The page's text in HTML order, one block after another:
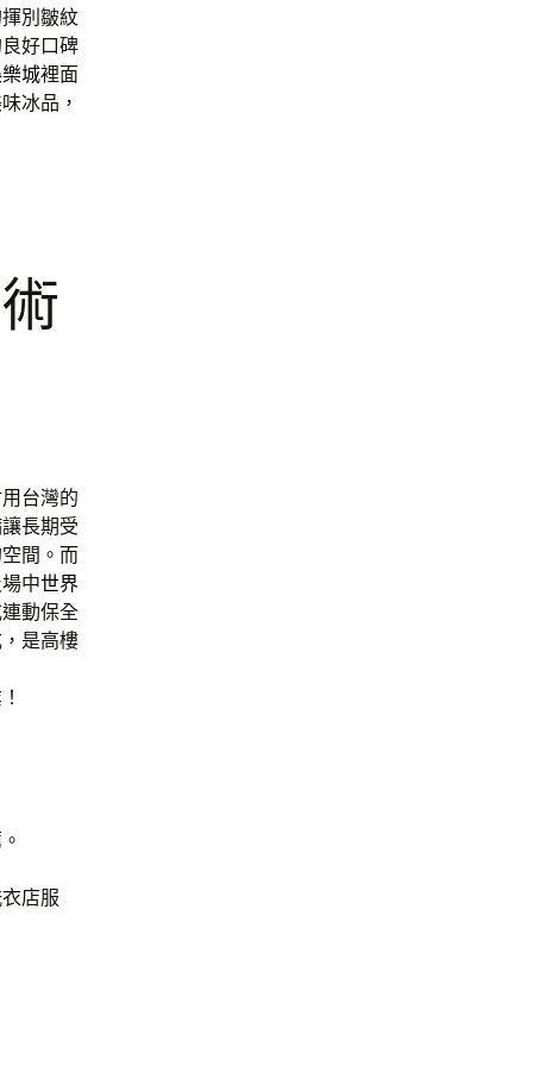
別皺紋
好口碑
城裡面
冰品，
台灣的
讓長期受
間。而
中世界
動保全
是高樓
店服